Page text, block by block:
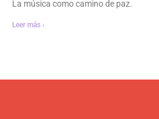
La música como camino de paz.
Leer más ›